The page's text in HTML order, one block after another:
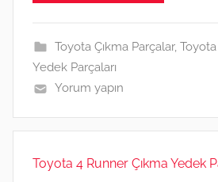
A
p
p
dI a
k.
m
Toyota Çıkma Parçalar,
Yedek Parçaları
Yorum yapın
Toyota 4 Runner Çıkma Yedek